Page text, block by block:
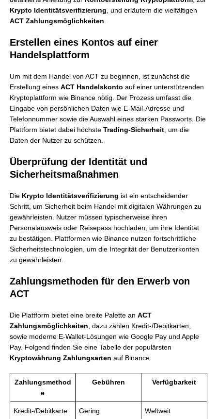
Krypto Identitätsverifizierung , und erläutern die vielfältigen
ACT Zahlungsmöglichkeiten
Erstellen eines Kontos auf einer
Handelsplattform
Um mit dem Handel von ACT zu beginnen, ist zunächst die
Erstellung eines ACT Handelskonto auf einer unterstützenden
Kryptoplattform wie Binance nötig. Der Prozess umfasst die
Eingabe von persönlichen Daten wie E-Mail-Adresse und
Telefonnummer sowie die Auswahl eines starken Passworts. Die
Plattform bietet dabei höchste Trading-Sicherheit , um die
Daten der Nutzer zu schützen.
Überprüfung der Identität und
Sicherheitsmaßnahmen
Die Krypto Identitätsverifizierung ist ein entscheidender
Schritt, um Sicherheit beim Handel mit digitalen Währungen zu
gewährleisten. Nutzer müssen typischerweise ihren
Personalausweis oder Reisepass hochladen, um ihre Identität
zu bestätigen. Plattformen wie Binance nutzen fortschrittliche
Sicherheitstechnologien, um die Integrität der Benutzerkonten
zu gewährleisten.
Zahlungsmethoden für den Erwerb von
ACT
Die Plattform bietet eine breite Palette an ACT
Zahlungsmöglichkeiten , dazu zählen Kredit-/Debitkarten,
sowie moderne E-Wallet-Lösungen wie Google Pay und Apple
Pay. Folgend finden Sie eine Tabelle der populärsten
Kryptowährung Zahlungsarten auf Binance:
Zahlungsmethod
e
Gebühren Verfügbarkeit
Kredit-/Debitkarte Gering Weltweit